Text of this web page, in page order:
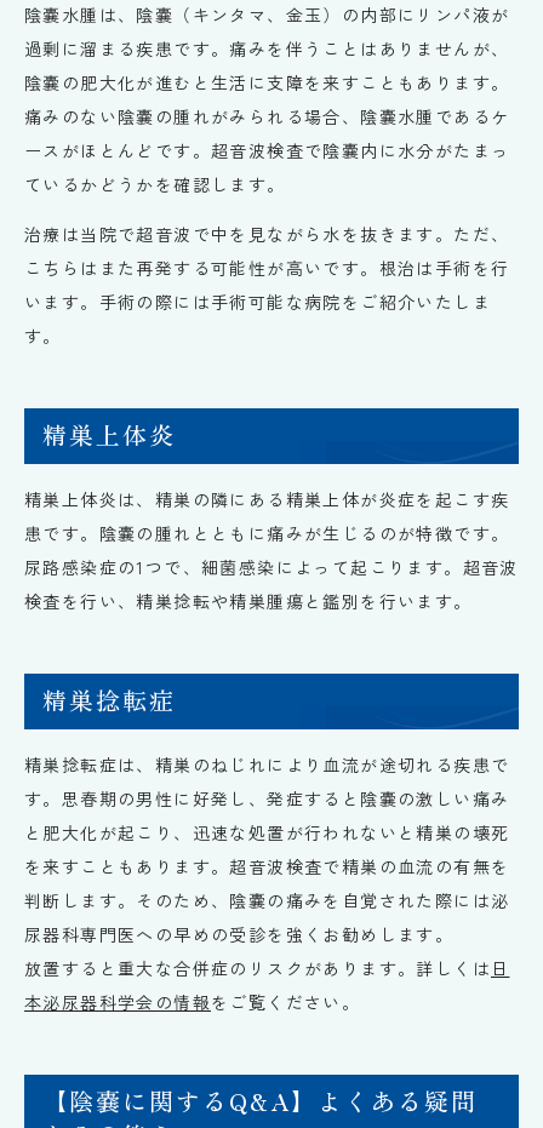
陰嚢水腫は、陰嚢（キンタマ、金玉）の内部にリンパ液が
過剰に溜まる疾患です。痛みを伴うことはありませんが、
陰嚢の肥大化が進むと生活に支障を来すこともあります。
痛みのない陰嚢の腫れがみられる場合、陰嚢水腫であるケ
ースがほとんどです。超音波検査で陰嚢内に水分がたまっ
ているかどうかを確認します。
治療は当院で超音波で中を見ながら水を抜きます。ただ、
こちらはまた再発する可能性が高いです。根治は手術を行
います。手術の際には手術可能な病院をご紹介いたしま
す。
精巣上体炎
精巣上体炎は、精巣の隣にある精巣上体が炎症を起こす疾
患です。陰嚢の腫れとともに痛みが生じるのが特徴です。
尿路感染症の1つで、細菌感染によって起こります。超音波
検査を行い、精巣捻転や精巣腫瘍と鑑別を行います。
精巣捻転症
精巣捻転症は、精巣のねじれにより血流が途切れる疾患で
す。思春期の男性に好発し、発症すると陰嚢の激しい痛み
と肥大化が起こり、迅速な処置が行われないと精巣の壊死
を来すこともあります。超音波検査で精巣の血流の有無を
判断します。そのため、陰嚢の痛みを自覚された際には泌
尿器科専門医への早めの受診を強くお勧めします。
放置すると重大な合併症のリスクがあります。詳しくは 日
本泌尿器科学会の情報をご覧ください。
【陰嚢に関するQ&A】よくある疑問